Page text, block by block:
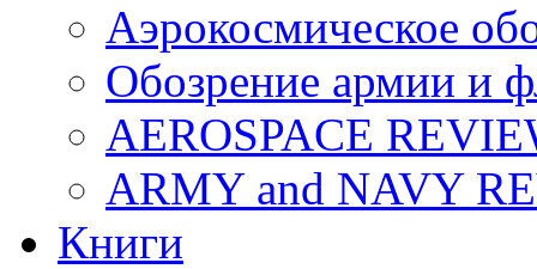
Аэрокосмическое
Обозрение армии и
AEROSPACE
ARMY and NAVY
Книги